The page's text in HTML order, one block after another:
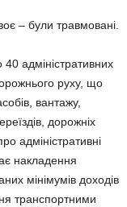
– були травмовані.
адміністративних
руху, що
вантажу,
дорожніх
адміністративні
накладення
мінімумів доходів
транспортними